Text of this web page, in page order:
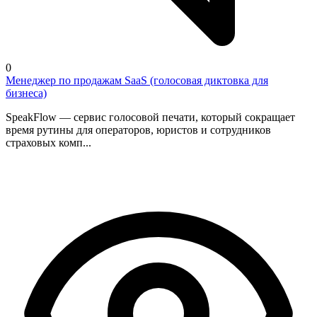
0
Менеджер по продажам SaaS (голосовая диктовка для
бизнеса)
SpeakFlow — сервис голосовой печати, который сокращает
время рутины для операторов, юристов и сотрудников
страховых комп...